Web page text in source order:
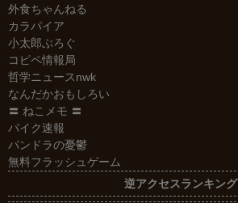
外食ちゃんねる
カラパイア
小太郎ぶろぐ
コピペ情報局
哲学ニュースnwk
なんだかおもしろい
〓 ねこメモ 〓
バイク速報
パンドラの憂鬱
無料フラッシュゲーム
逆アクセスランキング